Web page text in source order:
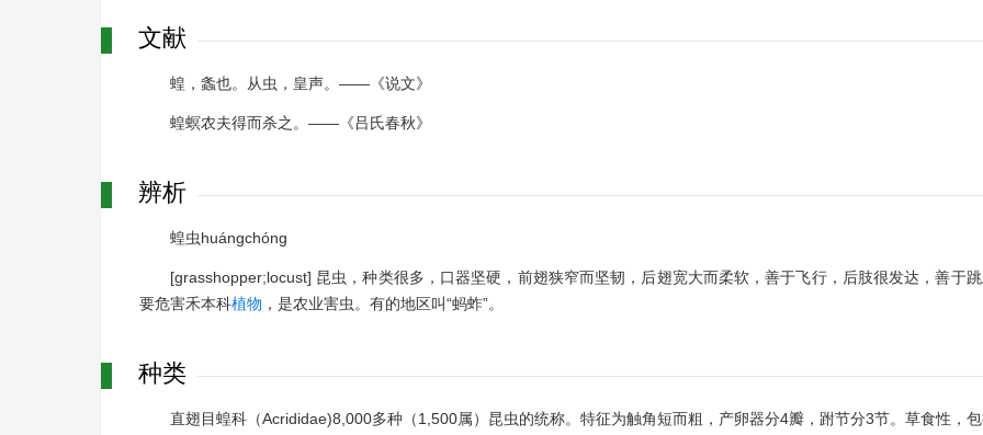
文献
蝗，螽也。从虫，皇声。――《说文》
蝗螟农夫得而杀之。――《吕氏春秋》
辨析
蝗虫huángchóng
[grasshopper;locust] 昆虫，种类很多，口器坚硬，前翅狭窄而坚韧，后翅宽大而柔软，善于飞行，后肢很发达，善于
要危害禾本科植物 ，是农业害虫。有的地区叫“蚂蚱”。
种类
直翅目蝗科（Acrididae)8,000多种（1,500属）昆虫的统称。特征为触角短而粗，产卵器分4瓣，跗节分3节。草食性，